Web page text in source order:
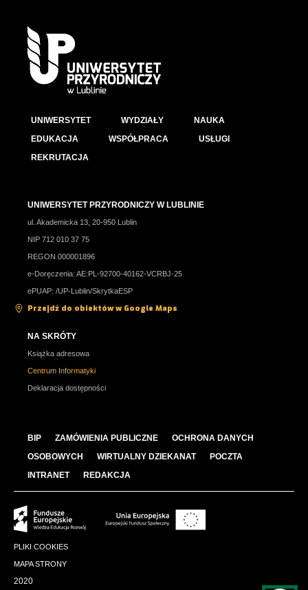
UNIWERSYTET WYDZIAŁY
NAUKA
EDUKACJA
WSPÓŁPRACA
USŁUGI
REKRUTACJA
UNIWERSYTET PRZYRODNICZY W LUBLINIE
ul. Akademicka 13, 20-950 Lublin
NIP 712 010 37 75
REGON 000001896
e-Doręczenia: AE:PL-92700-40162-VCRBJ-25
ePUAP: /UP-Lublin/SkrytkaESP
Przejdź do obiektów w Google Maps
NA SKRÓTY
Książka adresowa
Centrum Informatyki
Deklaracja dostępności
BIP ZAMÓWIENIA PUBLICZNE
OCHRONA DANYCH
OSOBOWYCH
WIRTUALNY DZIEKANAT
POCZTA
INTRANET
REDAKCJA
PLIKI COOKIES
MAPA STRONY
2020